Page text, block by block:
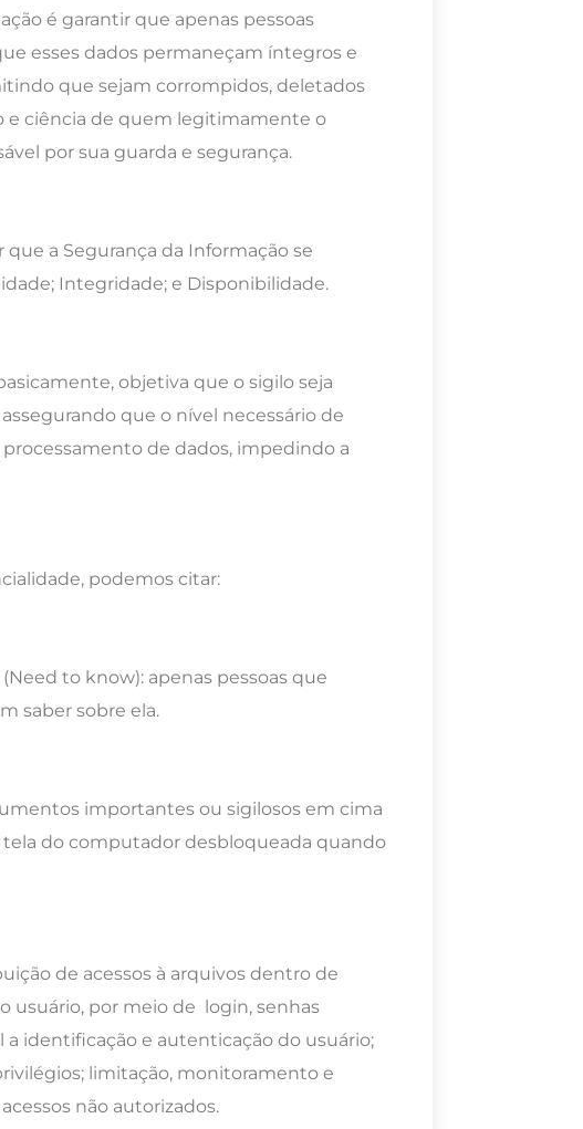
é garantir que apenas pessoas
esses dados permaneçam íntegros e
que sejam corrompidos, deletados
e ciência de quem legitimamente o
por sua guarda e segurança.
a Segurança da Informação se
Integridade; e Disponibilidade.
objetiva que o sigilo seja
que o nível necessário de
de dados, impedindo a
podemos citar:
to know): apenas pessoas que
saber sobre ela.
importantes ou sigilosos em cima
tela do computador desbloqueada quando
de acessos à arquivos dentro de
usuário, por meio de login, senhas
a identificação e autenticação do usuário;
limitação, monitoramento e
não autorizados.